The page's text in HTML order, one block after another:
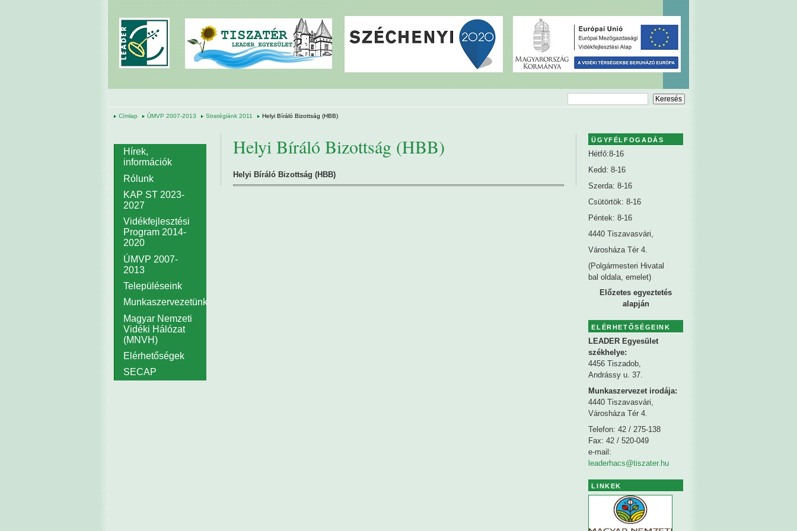
Címlap ÚMVP 2007-2013 Stratégiánk 2011 Helyi Bíráló Bizottság (HBB)
Helyi Bíráló Bizottság (HBB)
Helyi Bíráló Bizottság (HBB)
Hírek,
információk
Rólunk
KAP ST 2023-
2027
Vidékfejlesztési
Program 2014-
2020
ÚMVP 2007-
2013
Településeink
Munkaszervezetünk
Magyar Nemzeti
Vidéki Hálózat
(MNVH)
Elérhetőségek
SECAP
ÜGYFÉLFOGADÁS
Hétfő:8-16
Kedd: 8-16
Szerda: 8-16
Csütörtök: 8-16
Péntek: 8-16
4440 Tiszavasvári,
Városháza Tér 4.
(Polgármesteri Hivatal
bal oldala, emelet)
Előzetes egyeztetés
alapján
ELÉRHETŐSÉGEINK
LEADER Egyesület
székhelye:
4456 Tiszadob,
Andrássy u. 37.
Munkaszervezet irodája:
4440 Tiszavasvári,
Városháza Tér 4.
Telefon: 42 / 275-138
Fax: 42 / 520-049
e-mail:
leaderhacs@tiszater.hu
LINKEK